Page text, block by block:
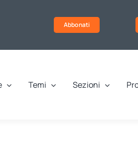
Abbonati
Temi Sezioni